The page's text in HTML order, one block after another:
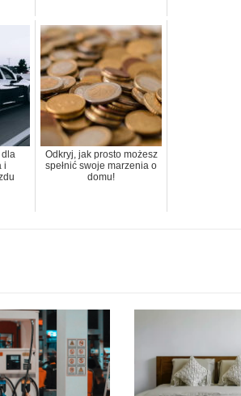
dla
i
Odkryj, jak prosto możesz
spełnić swoje marzenia o
domu!